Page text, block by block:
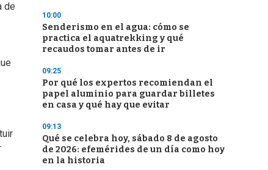
de
10:00
Senderismo en el agua: cómo se
practica el aquatrekking y qué
recaudos tomar antes de ir
09:25
Por qué los expertos recomiendan el
papel aluminio para guardar billetes
en casa y qué hay que evitar
09:13
Qué se celebra hoy, sábado 8 de agosto
de 2026: efemérides de un día como hoy
en la historia